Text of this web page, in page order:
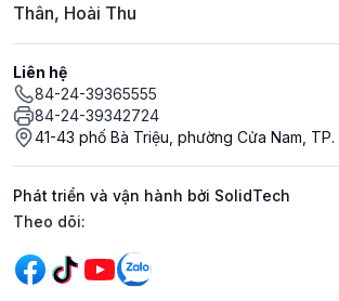
Thân, Hoài Thu
Liên hệ
84-24-39365555
84-24-39342724
41-43 phố Bà Triệu, phường Cửa Nam, TP.
Phát triển và vận hành bởi SolidTech
Mạng xã hội
Theo dõi: